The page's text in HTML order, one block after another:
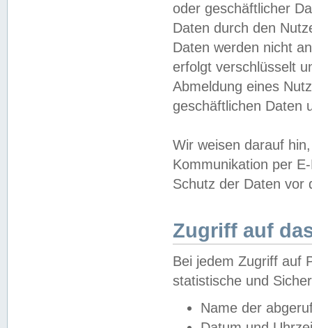
oder geschäftlicher
Daten durch den
Daten werden nicht
erfolgt verschlüsselt
Abmeldung eines
geschäftlichen Daten
Wir weisen darauf
Kommunikation per
Schutz der Daten vor
Zugriff auf
Bei jedem Zugriff auf
statistische und
Name der